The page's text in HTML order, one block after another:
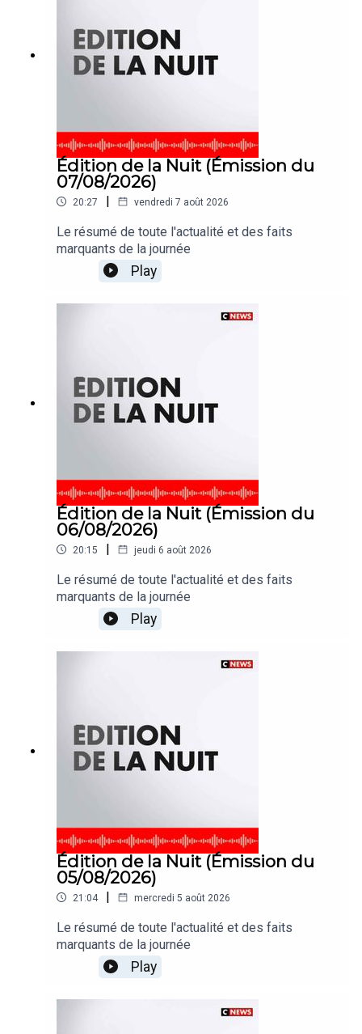
Édition de la Nuit (Émission du
07/08/2026)
20:27 | vendredi 7 août 2026
Le résumé de toute l'actualité et des faits
marquants de la journée
Play
Édition de la Nuit (Émission du
06/08/2026)
20:15 | jeudi 6 août 2026
Le résumé de toute l'actualité et des faits
marquants de la journée
Play
Édition de la Nuit (Émission du
05/08/2026)
21:04 | mercredi 5 août 2026
Le résumé de toute l'actualité et des faits
marquants de la journée
Play